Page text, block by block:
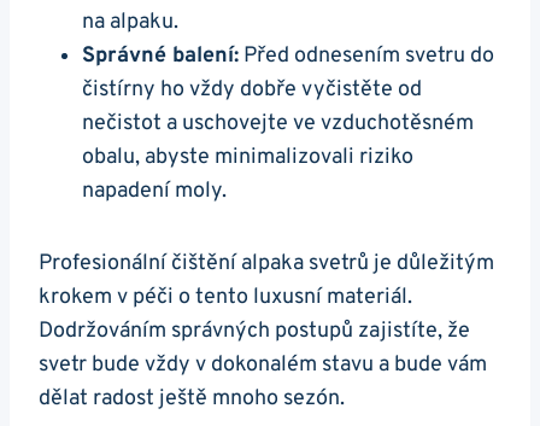
na alpaku.
Správné balení: Před odnesením svetru do
čistírny‍ ho vždy dobře vyčistěte ⁢od
⁢nečistot a uschovejte ve ‌vzduchotěsném
obalu, abyste minimalizovali ‍riziko
napadení moly.
Profesionální čištění alpaka svetrů je důležitým
krokem v péči o‌ tento luxusní materiál.
Dodržováním správných postupů zajistíte, že
svetr bude​ vždy v dokonalém stavu a bude vám
dělat radost ještě mnoho sezón.